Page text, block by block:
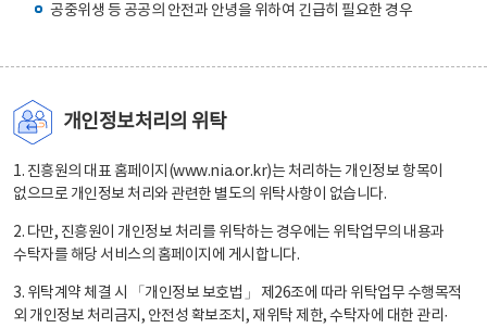
공중위생 등 공공의 안전과 안녕을 위하여 긴급히 필요한 경우
개인정보처리의 위탁
1. 진흥원의 대표 홈페이지(www.nia.or.kr)는 처리하는 개인정보 항목이
없으므로 개인정보 처리와 관련한 별도의 위탁사항이 없습니다.
2. 다만, 진흥원이 개인정보 처리를 위탁하는 경우에는 위탁업무의 내용과
수탁자를 해당 서비스의 홈페이지에 게시합니다.
3. 위탁계약 체결 시 「개인정보 보호법」 제26조에 따라 위탁업무 수행목적
외 개인정보 처리금지, 안전성 확보조치, 재위탁 제한, 수탁자에 대한 관리·